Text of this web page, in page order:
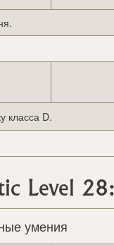
класса D.
Level
умения